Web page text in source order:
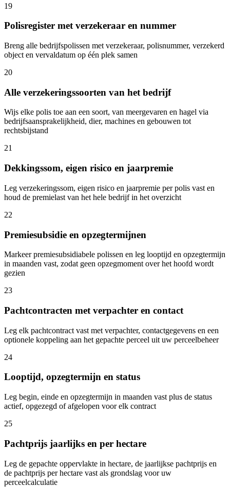
19
Polisregister met verzekeraar en nummer
Breng alle bedrijfspolissen met verzekeraar, polisnummer, verzekerd
object en vervaldatum op één plek samen
20
Alle verzekeringssoorten van het bedrijf
Wijs elke polis toe aan een soort, van meergevaren en hagel via
bedrijfsaansprakelijkheid, dier, machines en gebouwen tot
rechtsbijstand
21
Dekkingssom, eigen risico en jaarpremie
Leg verzekeringssom, eigen risico en jaarpremie per polis vast en
houd de premielast van het hele bedrijf in het overzicht
22
Premiesubsidie en opzegtermijnen
Markeer premiesubsidiabele polissen en leg looptijd en opzegtermijn
in maanden vast, zodat geen opzegmoment over het hoofd wordt
gezien
23
Pachtcontracten met verpachter en contact
Leg elk pachtcontract vast met verpachter, contactgegevens en een
optionele koppeling aan het gepachte perceel uit uw perceelbeheer
24
Looptijd, opzegtermijn en status
Leg begin, einde en opzegtermijn in maanden vast plus de status
actief, opgezegd of afgelopen voor elk contract
25
Pachtprijs jaarlijks en per hectare
Leg de gepachte oppervlakte in hectare, de jaarlijkse pachtprijs en
de pachtprijs per hectare vast als grondslag voor uw
perceelcalculatie